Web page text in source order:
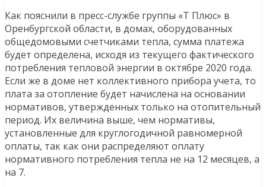
Как пояснили в пресс-службе группы «Т Плюс» в
Оренбургской области, в домах, оборудованных
общедомовыми счетчиками тепла, сумма платежа
будет определена, исходя из текущего фактического
потребления тепловой энергии в октябре 2020 года.
Если же в доме нет коллективного прибора учета, то
плата за отопление будет начислена на основании
нормативов, утвержденных только на отопительный
период. Их величина выше, чем нормативы,
установленные для круглогодичной равномерной
оплаты, так как они распределяют оплату
нормативного потребления тепла не на 12 месяцев, а
на 7.